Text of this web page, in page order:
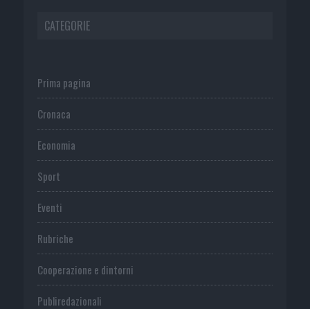
CATEGORIE
Prima pagina
Cronaca
Economia
Sport
Eventi
Rubriche
Cooperazione e dintorni
Publiredazionali